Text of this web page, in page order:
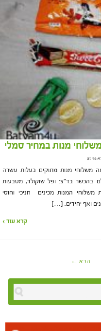
מנות במחיר סמלי
משלוחי מנות מתוקים בעלות עשרה
בהכשר בד"צ: ופל שוקולד, מטבעות
המנות מכינים חניכי וחוסי
ואף יחידים. […]
קרא עוד ›
הבא ←